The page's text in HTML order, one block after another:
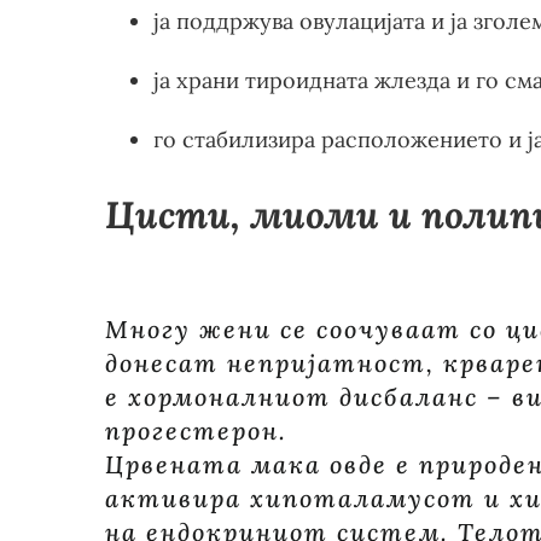
ја поддржува овулацијата и ја
ја храни тироидната жлезда и го
го стабилизира расположението и
Цисти, миоми и
Многу жени се соочуваат со
донесат непријатност,
е хормоналниот дисбаланс –
прогестерон.
Црвената мака овде е
активира хипоталамусот и
на ендокриниот систем.